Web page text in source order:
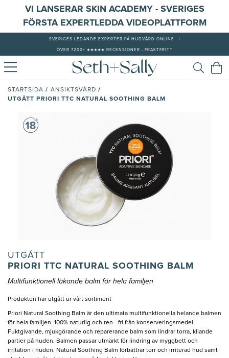
VI LANSERAR SKIN ACADEMY - SVERIGES
FÖRSTA EXPERTLEDDA VIDEOPLATTFORM
SVERIGES LEDANDE EXPERTER PÅ HUDVÅRD ONLINE
ÖVER 7200+ ★★★★★ RECENSIONER - FRAKTFRITT
STARTSIDA / ANSIKTSVÅRD /
UTGÅTT PRIORI TTC NATURAL SOOTHING BALM
UTGÅTT
PRIORI TTC NATURAL SOOTHING BALM
Multifunktionell läkande balm för hela familjen
Produkten har utgått ur vårt sortiment
Priori Natural Soothing Balm är den ultimata multifunktionella helande balmen
för hela familjen. 100% naturlig och ren - fri från konserveringsmedel.
Fuktgivande, mjukgörande och reparerande balm som lindrar torra, kliande
partier på huden. Balmen passar utmärkt för lindring av myggbett och
irritation i huden. Natural Soothing Balm förbättrar torr och irriterad hud samt